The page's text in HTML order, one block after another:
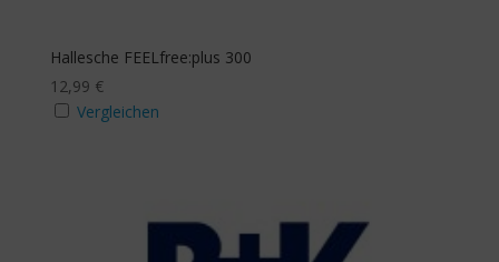
Hallesche FEELfree:plus 300
12,99 €
Vergleichen